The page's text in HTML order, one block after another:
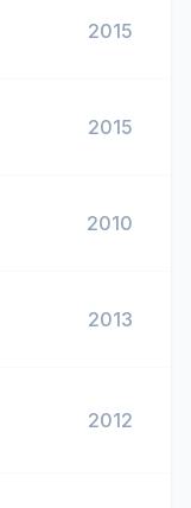
2015
2015
2010
2013
2012